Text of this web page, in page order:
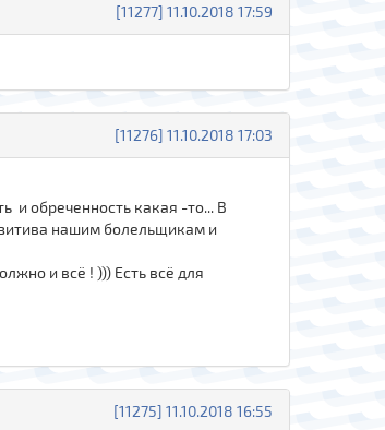
[11277] 11.10.2018 17:59
[11276] 11.10.2018 17:03
и обреченность какая -то... В
нашим болельщикам и
и всё ! ))) Есть всё для
[11275] 11.10.2018 16:55